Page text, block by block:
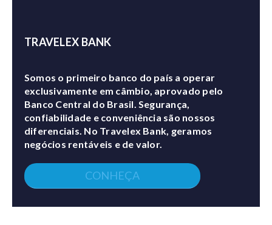
TRAVELEX BANK
Somos o primeiro banco do país a operar
exclusivamente em câmbio, aprovado pelo
Banco Central do Brasil. Segurança,
confiabilidade e conveniência são nossos
diferenciais. No Travelex Bank, geramos
negócios rentáveis e de valor.
CONHEÇA